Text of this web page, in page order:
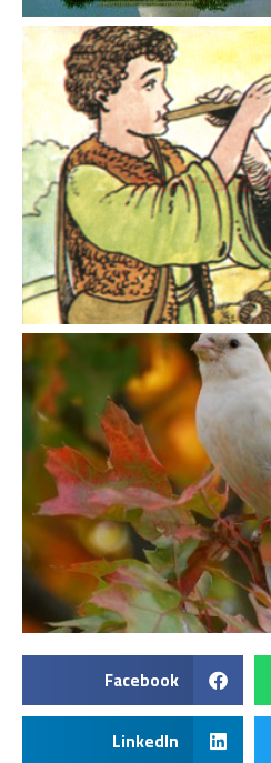
Facebook
LinkedIn